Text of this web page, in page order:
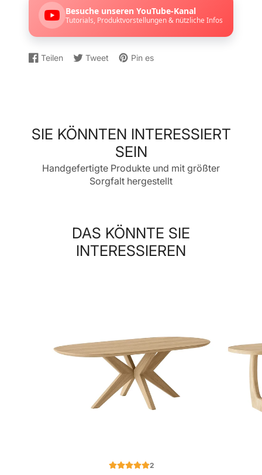
Besuche unseren YouTube-Kanal
Tutorials, Produktvorstellungen & nützliche Infos
Teilen
Auf
Wird
Tweet
Auf
Wird
geöffnet.
Pin es
Auf
Wird
SIE KÖNNTEN INTERESSIERT
SEIN
Handgefertigte Produkte und mit größter
Sorgfalt hergestellt
DAS KÖNNTE SIE
INTERESSIEREN
2